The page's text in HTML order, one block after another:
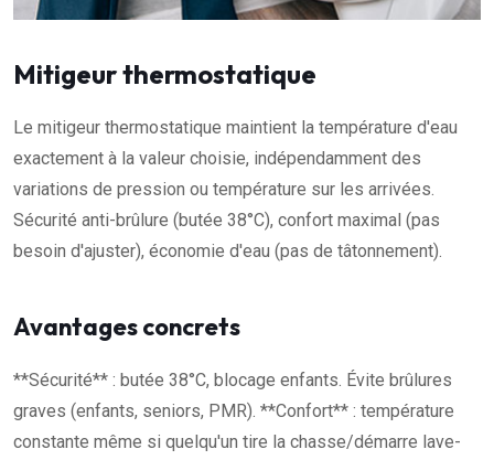
Mitigeur thermostatique
Le mitigeur thermostatique maintient la température d'eau
exactement à la valeur choisie, indépendamment des
variations de pression ou température sur les arrivées.
Sécurité anti-brûlure (butée 38°C), confort maximal (pas
besoin d'ajuster), économie d'eau (pas de tâtonnement).
Avantages concrets
**Sécurité** : butée 38°C, blocage enfants. Évite brûlures
graves (enfants, seniors, PMR). **Confort** : température
constante même si quelqu'un tire la chasse/démarre lave-